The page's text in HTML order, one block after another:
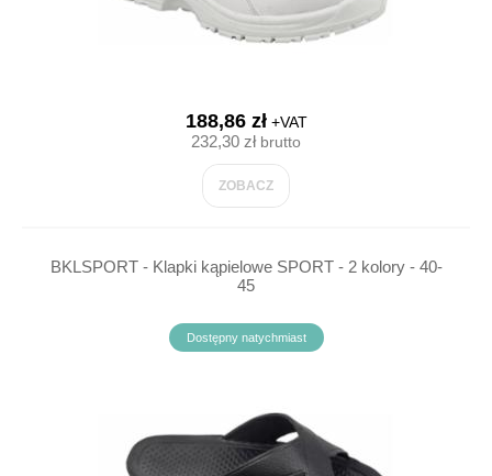
188,86 zł+VAT
232,30 złbrutto
ZOBACZ
BKLSPORT - Klapki kąpielowe SPORT - 2 kolory - 40-
45
Dostępny natychmiast